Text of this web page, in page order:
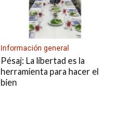
Información general
Pésaj: La libertad es la
herramienta para hacer el
bien